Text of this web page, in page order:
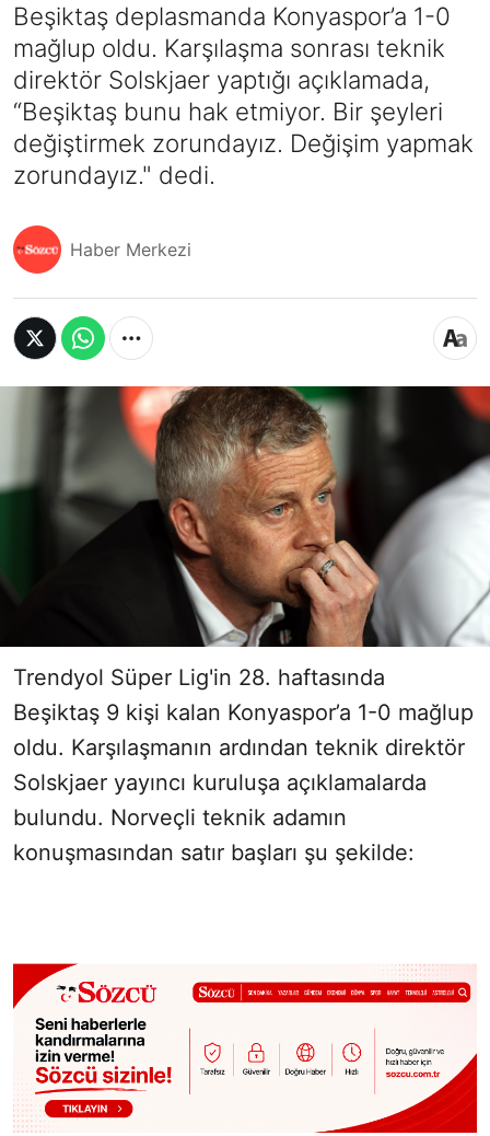
Beşiktaş deplasmanda Konyaspor’a 1-0
mağlup oldu. Karşılaşma sonrası teknik
direktör Solskjaer yaptığı açıklamada,
“Beşiktaş bunu hak etmiyor. Bir şeyleri
değiştirmek zorundayız. Değişim yapmak
zorundayız." dedi.
Haber Merkezi
Trendyol Süper Lig'in 28. haftasında
Beşiktaş 9 kişi kalan Konyaspor’a 1-0 mağlup
oldu. Karşılaşmanın ardından teknik direktör
Solskjaer yayıncı kuruluşa açıklamalarda
bulundu. Norveçli teknik adamın
konuşmasından satır başları şu şekilde: